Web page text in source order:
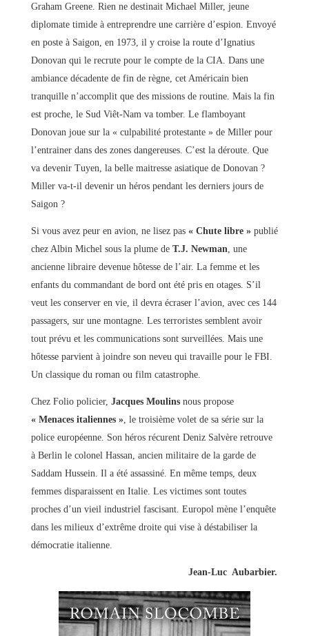
Graham Greene. Rien ne destinait Michael Miller, jeune
diplomate timide à entreprendre une carrière d’espion. Envoyé
en poste à Saigon, en 1973, il y croise la route d’Ignatius
Donovan qui le recrute pour le compte de la CIA. Dans une
ambiance décadente de fin de règne, cet Américain bien
tranquille n’accomplit que des missions de routine. Mais la fin
est proche, le Sud Viêt-Nam va tomber. Le flamboyant
Donovan joue sur la « culpabilité protestante » de Miller pour
l’entrainer dans des zones dangereuses. C’est la déroute. Que
va devenir Tuyen, la belle maitresse asiatique de Donovan ?
Miller va-t-il devenir un héros pendant les derniers jours de
Saigon ?
Si vous avez peur en avion, ne lisez pas « Chute libre » publié
chez Albin Michel sous la plume de T.J. Newman , une
ancienne libraire devenue hôtesse de l’air. La femme et les
enfants du commandant de bord ont été pris en otages. S’il
veut les conserver en vie, il devra écraser l’avion, avec ces 144
passagers, sur une montagne. Les terroristes semblent avoir
tout prévu et les communications sont surveillées. Mais une
hôtesse parvient à joindre son neveu qui travaille pour le FBI.
Un classique du roman ou film catastrophe.
Chez Folio policier, Jacques Moulins nous propose
« Menaces italiennes », le troisième volet de sa série sur la
police européenne. Son héros récurent Deniz Salvère retrouve
à Berlin le colonel Hassan, ancien militaire de la garde de
Saddam Hussein. Il a été assassiné. En même temps, deux
femmes disparaissent en Italie. Les victimes sont toutes
proches d’un vieil industriel fascisant. Europol mène l’enquête
dans les milieux d’extrême droite qui vise à déstabiliser la
démocratie italienne.
Jean-Luc Aubarbier.